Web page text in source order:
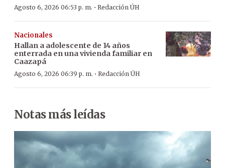
Agosto 6, 2026 06:53 p. m. · Redacción ÚH
Nacionales
Hallan a adolescente de 14 años
enterrada en una vivienda familiar en
Caazapá
Agosto 6, 2026 06:39 p. m. · Redacción ÚH
Notas más leídas